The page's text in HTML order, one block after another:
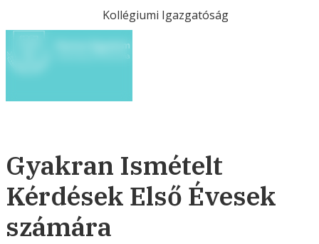
Kollégiumi Igazgatóság
Gyakran Ismételt
Kérdések Első Évesek
számára